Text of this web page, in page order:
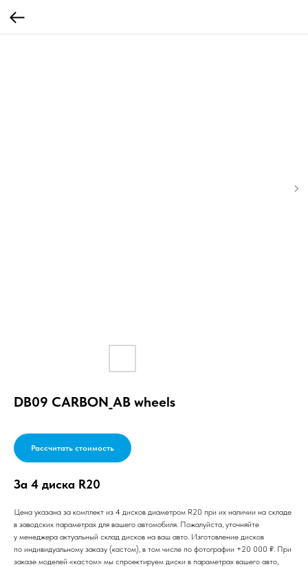
DB09 CARBON_AB wheels
Рассчитать стоимость
За 4 диска R20
Цена указана за комплект из 4 дисков диаметром R20 при их наличии на складе
в заводских параметрах для вашего автомобиля. Пожалуйста, уточняйте
у менеджера актуальный склад дисков на ваш авто. Изготовление дисков
по индивидуальному заказу (кастом), в том числе по фотографии +20 000 ₽. При
заказе моделей «кастом» мы спроектируем диски в параметрах вашего авто,